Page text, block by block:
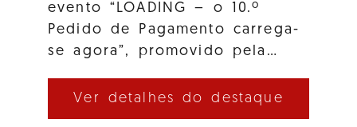
evento “LOADING – o 10.º
Pedido de Pagamento carrega-
se agora”, promovido pela…
Ver detalhes do destaque